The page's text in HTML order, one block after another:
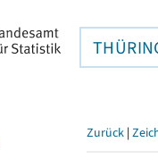
Zurück |